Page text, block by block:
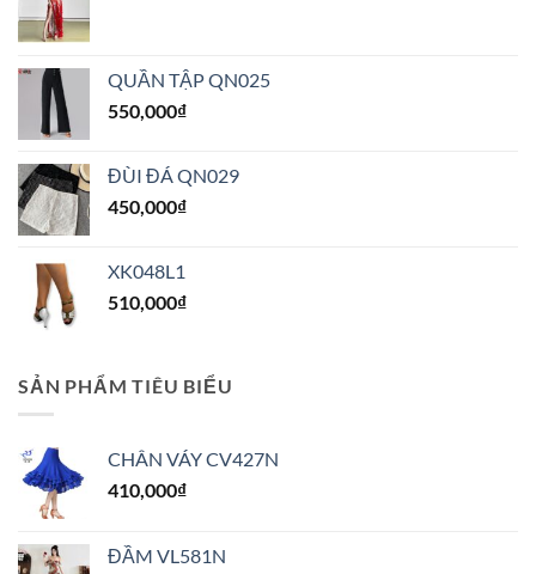
QUẦN TẬP QN025
550,000₫
ĐÙI ĐÁ QN029
450,000₫
XK048L1
510,000₫
SẢN PHẨM TIÊU BIỂU
CHÂN VÁY CV427N
410,000₫
ĐẦM VL581N